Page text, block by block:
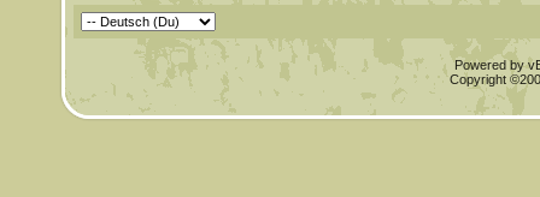
Powered by
Copyright